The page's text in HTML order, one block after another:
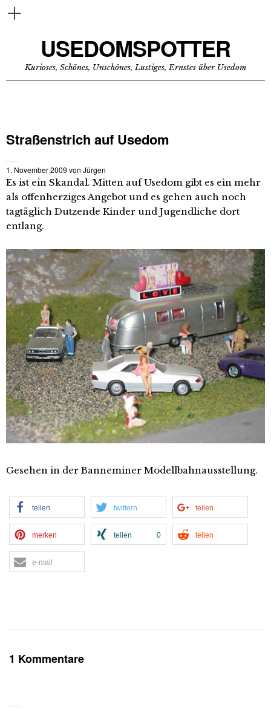
USEDOMSPOTTER
Kurioses, Schönes, Unschönes, Lustiges, Ernstes über Usedom
Straßenstrich auf Usedom
1. November 2009 von Jürgen
Es ist ein Skandal. Mitten auf Usedom gibt es ein mehr
als offenherziges Angebot und es gehen auch noch
tagtäglich Dutzende Kinder und Jugendliche dort
entlang.
Gesehen in der Banneminer Modellbahnausstellung.
teilen twittern teilen
merken teilen 0 teilen
e-mail
1 Kommentare